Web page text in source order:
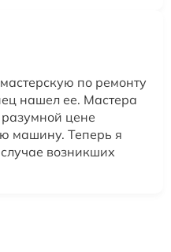
по ремонту
нашел ее. Мастера
цене
машину. Теперь я
возникших